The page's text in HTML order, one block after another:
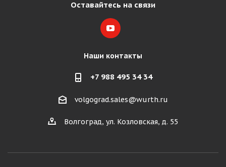
Оставайтесь на связи
Наши контакты
+7 988 495 34 34
volgograd.sales@wurth.ru
Волгоград, ул. Козловская, д. 55